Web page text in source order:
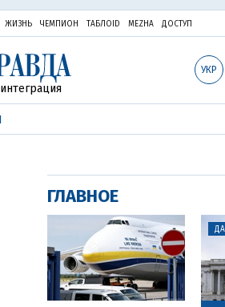
ЖИЗНЬ ЧЕМПИОН ТАБЛОID MEZHA ДОСТУП
УКР
ГЛАВНОЕ